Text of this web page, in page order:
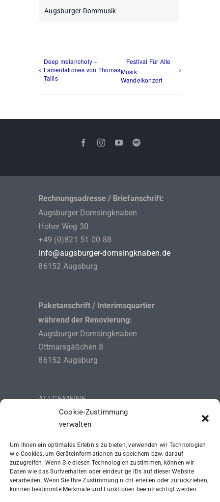
Cookie-Zustimmung
verwalten
Um Ihnen ein optimales Erlebnis zu bieten, verwenden wir Technologien
wie Cookies, um Geräteinformationen zu speichern bzw. darauf
zuzugreifen. Wenn Sie diesen Technologien zustimmen, können wir
Daten wie das Surfverhalten oder eindeutige IDs auf dieser Website
verarbeiten. Wenn Sie Ihre Zustimmung nicht erteilen oder zurückziehen,
können bestimmte Merkmale und Funktionen beeinträchtigt werden.
Augsburger Dommusik
Deep melancholy –
Lamentationes von Thomas
Tallis
Festival Für Alte
Musik:
Wandelkonzert
Rechnungsadresse / Briefanschrift:
Augsburger Domsingknaben
Hoher Weg 30
+49 (0)821 51 00 88
info@augsburger-domsingknaben.de
86152 Augsburg
Paketanschrift / Interimsquartier
während der Renovierung:
Augsburger Domsingknaben
Ottmarsgäßchen 8
86152 Augsburg
ALLGEMEINE
GESCHÄFTSBEDINGUNGEN (AGB)
IMPRESSUM
SCHUTZKONZEPT (ISK)